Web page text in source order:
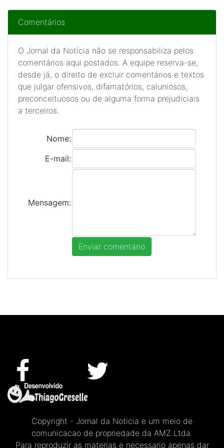
Comentários
O Jornal da Notícia não se responsabiliza pelos
comentários aqui postados. A equipe reserva-se,
desde já, o direito de excluir comentários e textos
que julgar ofensivos, difamatórios, caluniosos,
preconceituosos ou de alguma forma prejudiciais
a terceiros.
Nome:
E-mail:
Mensagem:
Copyright - Jornal da Noticia e um meio de
comunicacao de propriedade da AMZ Ltda.
Para reproduzir as materias e necessario apenas dar